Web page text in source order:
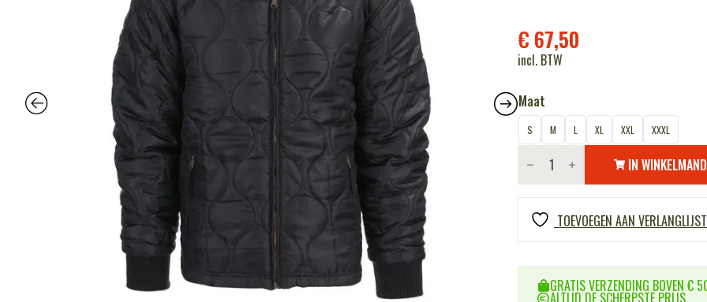
€ 67,50
incl. BTW
Maat
S M L XL XXL XXXL
Cold
weather
Gen.2
-
Zwart
aantal
IN WINKELMAND
TOEVOEGEN AAN VERLANGLIJST
GRATIS VERZENDING BOVEN €
ALTIJD DE SCHERPSTE PRIJS